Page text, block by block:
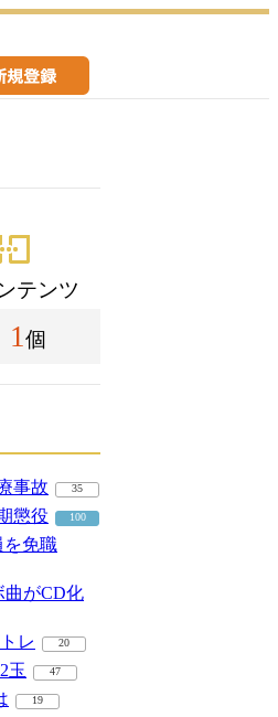
テンツ
1 個
事故 35
懲役 100
を免職
曲がCD化
レ 20
玉 47
19